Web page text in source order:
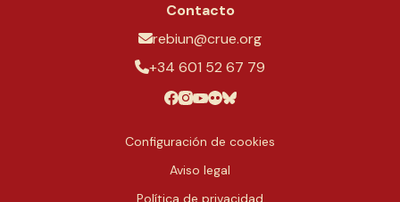
Contacto
rebiun@crue.org
+34 601 52 67 79
Configuración de cookies
Aviso legal
Política de privacidad